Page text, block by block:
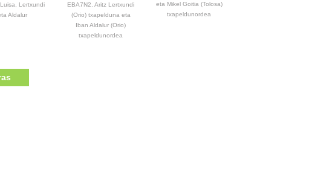
Lertxundi
Aldalur
EBA7N2. Aritz Lertxundi
(Orio) txapelduna eta
Iban Aldalur (Orio)
txapeldunordea
eta Mikel Goitia (Tolosa)
txapeldunordea